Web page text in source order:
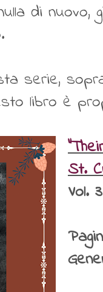
di
serie,
libro è
St.
Vol.